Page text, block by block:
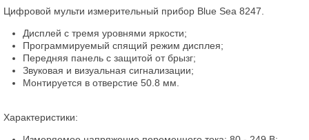
Цифровой мульти измерительный прибор Blue Sea 8247.
Дисплей с тремя уровнями яркости;
Программируемый спящий режим дисплея;
Передняя панель с защитой от брызг;
Звуковая и визуальная сигнализации;
Монтируется в отверстие 50.8 мм.
Характеристики: